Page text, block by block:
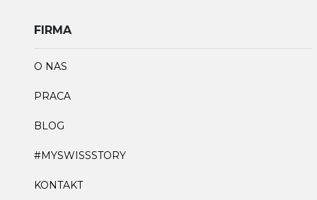
FIRMA
O NAS
PRACA
BLOG
#MYSWISSSTORY
KONTAKT